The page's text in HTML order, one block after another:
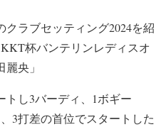
ラブセッティング2024を紹
杯バンテリンレディスオ
央」
トし3バーディ、1ボギー
3打差の首位でスタートした